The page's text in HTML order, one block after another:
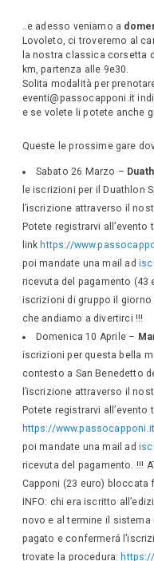
..e adesso veniamo a
Lovoleto, ci troveremo al
la nostra classica corsetta
km, partenza alle 9e30.
Solita modalità per
eventi@passocapponi.it
e se volete li potete anche
Queste le prossime gare
Sabato 26 Marzo –
le iscrizioni per il Duathlon
l’iscrizione attraverso il
Potete registrarvi all’evento
link https://
poi mandate una mail ad
ricevuta del pagamento (43
iscrizioni di gruppo il giorno
che andiamo a divertirci !!!
Domenica 10 Aprile –
iscrizioni per questa bella
contesto a San Benedetto
l’iscrizione attraverso il
Potete registrarvi
https://
poi mandate una mail ad
ricevuta del pagamento. !!!
Capponi (23 euro) bloccata
INFO: chi era iscritto
novo e al termine il
pagato e confermerá
trovate la procedura: